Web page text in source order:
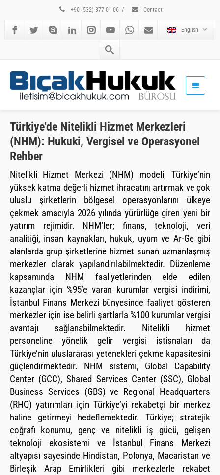
+90 (532) 377 01 06 / Contact
English
Türkiye'de Nitelikli Hizmet Merkezleri
(NHM): Hukuki, Vergisel ve Operasyonel
Rehber
Nitelikli Hizmet Merkezi (NHM) modeli, Türkiye’nin
yüksek katma değerli hizmet ihracatını artırmak ve çok
uluslu şirketlerin bölgesel operasyonlarını ülkeye
çekmek amacıyla 2026 yılında yürürlüğe giren yeni bir
yatırım rejimidir. NHM’ler; finans, teknoloji, veri
analitiği, insan kaynakları, hukuk, uyum ve Ar-Ge gibi
alanlarda grup şirketlerine hizmet sunan uzmanlaşmış
merkezler olarak yapılandırılabilmektedir. Düzenleme
kapsamında NHM faaliyetlerinden elde edilen
kazançlar için %95’e varan kurumlar vergisi indirimi,
İstanbul Finans Merkezi bünyesinde faaliyet gösteren
merkezler için ise belirli şartlarla %100 kurumlar vergisi
avantajı sağlanabilmektedir. Nitelikli hizmet
personeline yönelik gelir vergisi istisnaları da
Türkiye’nin uluslararası yetenekleri çekme kapasitesini
güçlendirmektedir. NHM sistemi, Global Capability
Center (GCC), Shared Services Center (SSC), Global
Business Services (GBS) ve Regional Headquarters
(RHQ) yatırımları için Türkiye’yi rekabetçi bir merkez
haline getirmeyi hedeflemektedir. Türkiye; stratejik
coğrafi konumu, genç ve nitelikli iş gücü, gelişen
teknoloji ekosistemi ve İstanbul Finans Merkezi
altyapısı sayesinde Hindistan, Polonya, Macaristan ve
Birleşik Arap Emirlikleri gibi merkezlerle rekabet